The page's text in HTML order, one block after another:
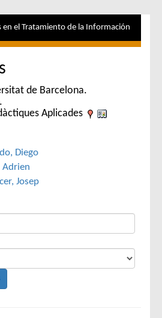
en el Tratamiento de la Información
de Barcelona.
Aplicades
Diego
Adrien
Josep